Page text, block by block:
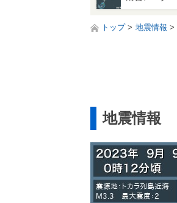
トップ 地震情報
地震情報